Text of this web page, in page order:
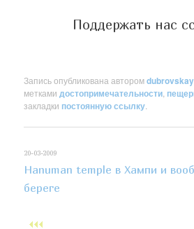
Поддержать нас
Запись опубликована автором
метками достопримечательности
закладки постоянную ссылку
20-03-2009
Hanuman temple в Хампи и
береге